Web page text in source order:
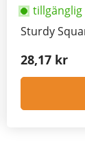
tillgänglig
Sturdy
28,17 kr